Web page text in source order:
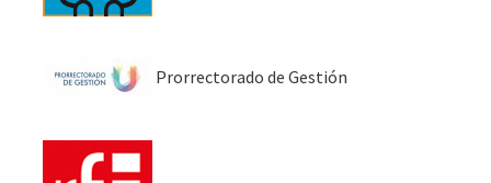
Prorrectorado de Gestión